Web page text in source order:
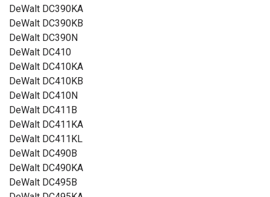
DeWalt DC390KA
DeWalt DC390KB
DeWalt DC390N
DeWalt DC410
DeWalt DC410KA
DeWalt DC410KB
DeWalt DC410N
DeWalt DC411B
DeWalt DC411KA
DeWalt DC411KL
DeWalt DC490B
DeWalt DC490KA
DeWalt DC495B